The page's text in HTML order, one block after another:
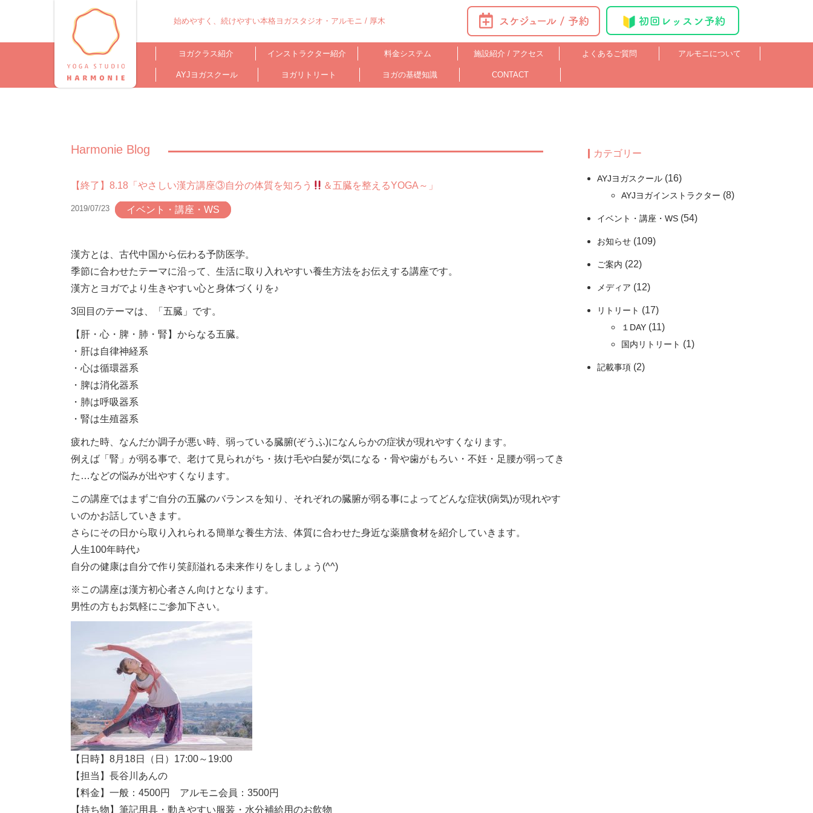
始めやすく、続けやすい本格ヨガスタジオ・アルモニ / 厚木
ヨガクラス紹介 インストラクター紹介 料金システム 施設紹介 / アクセス よくあるご質問 アルモニについて
AYJヨガスクール ヨガリトリート ヨガの基礎知識 CONTACT
Harmonie Blog
【終了】8.18「やさしい漢方講座③自分の体質を知ろう ＆五臓を整えるYOGA～」
2019/07/23 イベント・講座・WS
漢方とは、古代中国から伝わる予防医学。
季節に合わせたテーマに沿って、生活に取り入れやすい養生方法をお伝えする講座です。
漢方とヨガでより生きやすい心と身体づくりを♪
3回目のテーマは、 「五臓」です。
【肝・心・脾・肺・腎】からなる五臓。
・肝は自律神経系
・心は循環器系
・脾は消化器系
・肺は呼吸器系
・腎は生殖器系
疲れた時、なんだか調子が悪い時、弱っている臓腑(ぞうふ)になんらかの症状が現れやすくなります。
例えば「腎」が弱る事で、老けて見られがち・抜け毛や白髪が気になる・骨や歯がもろい・不妊・足腰が弱ってき
た…などの悩みが出やすくなります。
この講座ではまずご自分の五臓のバランスを知り、それぞれの臓腑が弱る事によってどんな症状(病気)が現れやす
いのかお話していきます。
さらにその日から取り入れられる簡単な養生方法、体質に合わせた身近な薬膳食材を紹介していきます。
人生100年時代♪
自分の健康は自分で作り笑顔溢れる未来作りをしましょう(^^)
※この講座は漢方初心者さん向けとなります。
男性の方もお気軽にご参加下さい。
【日時】8月18日（日）17:00～19:00
【担当】長谷川あんの
【料金】一般：4500円 アルモニ会員：3500円
【持ち物】筆記用具・動きやすい服装・水分補給用のお飲物
カテゴリー
AYJヨガスクール (16)
AYJヨガインストラクター (8)
イベント・講座・WS (54)
お知らせ (109)
ご案内 (22)
メディア (12)
リトリート (17)
１DAY (11)
国内リトリート (1)
記載事項 (2)